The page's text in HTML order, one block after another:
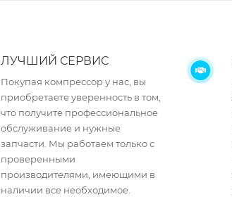
ЛУЧШИЙ СЕРВИС
Покупая компрессор у нас, вы
приобретаете уверенность в том,
что получите профессиональное
обслуживание и нужные
запчасти. Мы работаем только с
проверенными
производителями, имеющими в
наличии все необходимое.